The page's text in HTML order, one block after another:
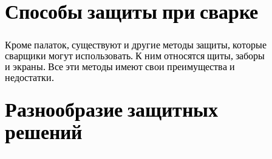
Способы защиты при сварке
Кроме палаток, существуют и другие методы защиты, которые
сварщики могут использовать. К ним относятся щиты, заборы
и экраны. Все эти методы имеют свои преимущества и
недостатки.
Разнообразие защитных
решений